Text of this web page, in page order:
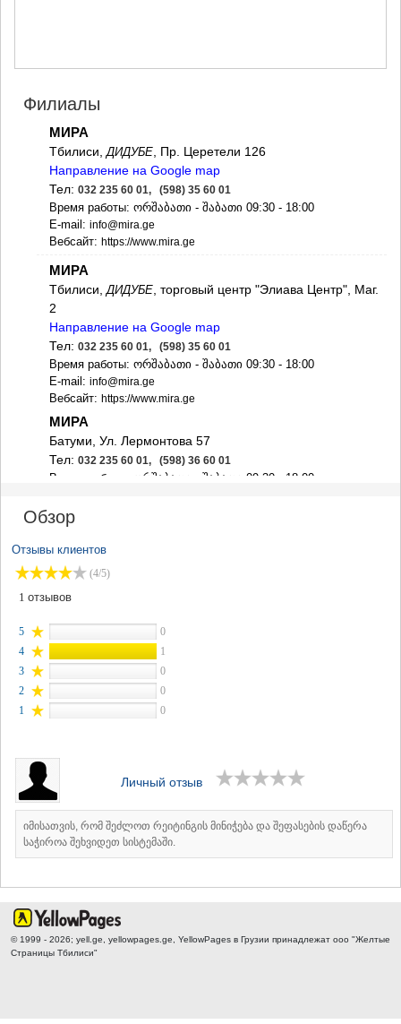
МЕСТИА
ПОТИ
ЧХОРОЦКУ
ЦАЛЕНДЖИХА
ХОБИ
АНАКЛИА
ДЖВАРИ
САМЦХЕ-ДЖАВАХЕТИ
АДИГЕНИ
АХАЛКАЛАКИ
БОРЖОМИ
НИНОЦМИНДА
АБАСТУМАНИ
БАКУРИАНИ
КВЕМО КАРТЛИ
БОЛНИСИ
ГАРДАБАНИ
МАРНЕУЛИ
ЦАЛКА
ШИДА КАРТЛИ
ГОРИ
КАРЕЛИ
ХАШУРИ
ГРУЗИЯ
Филиалы
МИРА
Тбилиси, ДИДУБЕ , Пр. Церетели 126
Направление на Google map
Тел: 032 235 60 01, (598) 35 60 01
Время работы: ორშაბათი - შაბათი 09:30 - 18:00
E-mail: info@mira.ge
Вебсайт: https://www.mira.ge
МИРА
Тбилиси, ДИДУБЕ , торговый центр "Элиава Центр", Маг.
2
Направление на Google map
Тел: 032 235 60 01, (598) 35 60 01
Время работы: ორშაბათი - შაბათი 09:30 - 18:00
E-mail: info@mira.ge
Вебсайт: https://www.mira.ge
МИРА
Батуми, Ул. Лермонтова 57
Тел: 032 235 60 01, (598) 36 60 01
Время работы: ორშაბათი - შაბათი 09:30 - 18:00
Вебсайт:
Обзор
Отзывы клиентов
(4/5)
1 отзывов
5
0
4
1
3
0
2
0
1
0
Личный отзыв
იმისათვის, რომ შეძლოთ რეიტინგის მინიჭება და შეფასების დაწერა
საჭიროა შეხვიდეთ სისტემაში.
© 1999 - 2026; yell.ge, yellowpages.ge, YellowPages в Грузии принадлежат ооо "Желтые
Страницы Тбилиси"